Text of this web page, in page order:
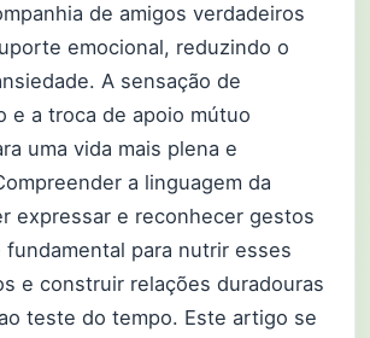
de amigos verdadeiros
emocional, reduzindo o
A sensação de
e a troca de apoio mútuo
uma vida mais plena e
a linguagem da
expressar e reconhecer gestos
fundamental para nutrir esses
e construir relações duradouras
teste do tempo. Este artigo se